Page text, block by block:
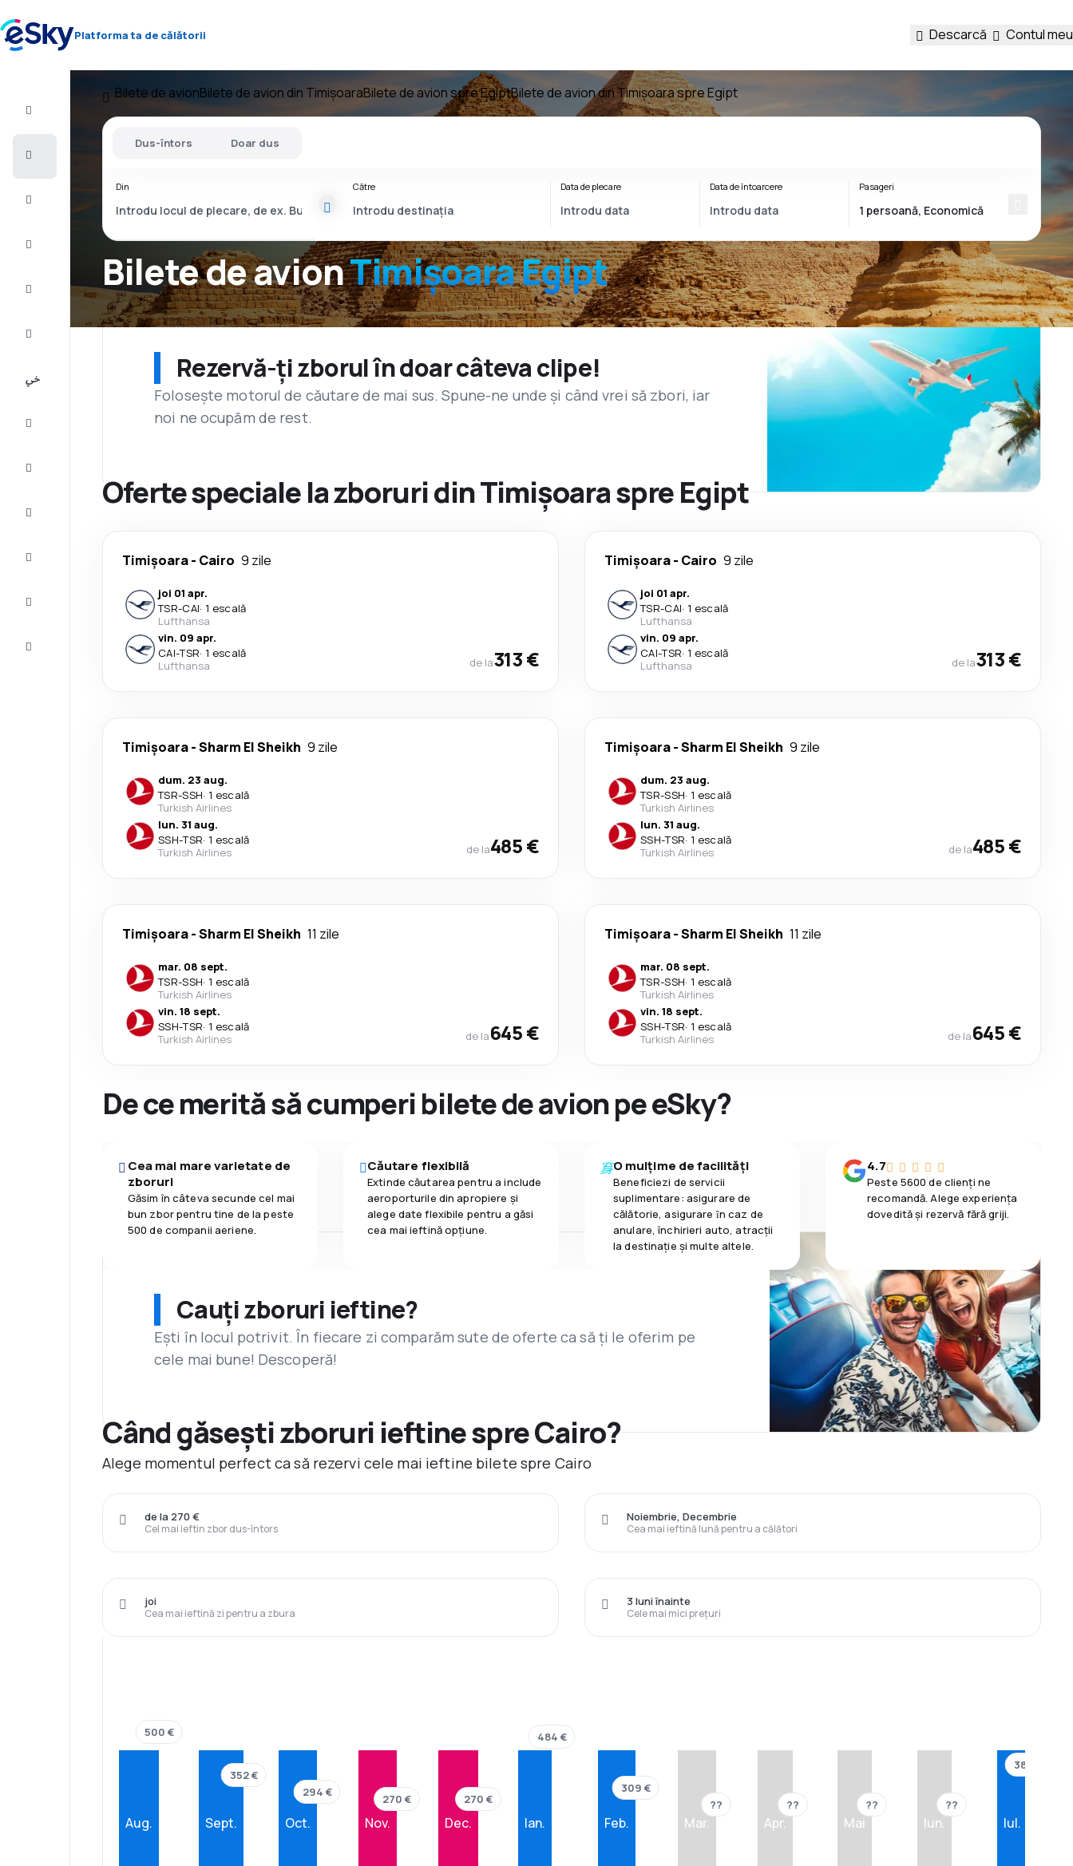
Platforma ta de călătorii Descarcă Contul meu
2026/27
Bilete de avionBilete de avion din TimișoaraBilete de avion spre EgiptBilete de avion din Timișoara spre Egipt
Bilete de avionTimișoara Egipt
Dus-întors Doar dus
Din Către Data de plecare Data de întoarcere Pasageri
Rezervă-ți zborul în doar câteva clipe!
Folosește motorul de căutare de mai sus. Spune-ne unde și când vrei să zbori, iar
noi ne ocupăm de rest.
Oferte speciale la zboruri din Timișoara spre Egipt
Timișoara- Cairo 9 zile
joi 01 apr.
TSR-CAI· 1 escală
Lufthansa
vin. 09 apr.
CAI-TSR· 1 escală
Lufthansa
de la313 €
Timișoara- Cairo 9 zile
joi 01 apr.
TSR-CAI· 1 escală
Lufthansa
vin. 09 apr.
CAI-TSR· 1 escală
Lufthansa
de la313 €
Timișoara-Sharm El Sheikh 9 zile
dum. 23 aug.
TSR-SSH· 1 escală
Turkish Airlines
lun. 31 aug.
SSH-TSR· 1 escală
Turkish Airlines
de la485 €
Timișoara-Sharm El Sheikh 9 zile
dum. 23 aug.
TSR-SSH· 1 escală
Turkish Airlines
lun. 31 aug.
SSH-TSR· 1 escală
Turkish Airlines
de la485 €
Timișoara-Sharm El Sheikh 11 zile
mar. 08 sept.
TSR-SSH· 1 escală
Turkish Airlines
vin. 18 sept.
SSH-TSR· 1 escală
Turkish Airlines
de la645 €
Timișoara-Sharm El Sheikh 11 zile
mar. 08 sept.
TSR-SSH· 1 escală
Turkish Airlines
vin. 18 sept.
SSH-TSR· 1 escală
Turkish Airlines
de la645 €
De ce merită să cumperi bilete de avion pe eSky?
Cea mai mare varietate de
zboruri
Găsim în câteva secunde cel mai
bun zbor pentru tine de la peste
500 de companii aeriene.
Căutare flexibilă
Extinde căutarea pentru a include
aeroporturile din apropiere și
alege date flexibile pentru a găsi
cea mai ieftină opțiune.
O mulțime de facilități
Beneficiezi de servicii
suplimentare: asigurare de
călătorie, asigurare ȋn caz de
anulare, închirieri auto, atracții
la destinaţie și multe altele.
4.7
Peste 5600 de clienți ne
recomandă. Alege experiența
dovedită și rezervă fără griji.
Cauți zboruri ieftine?
Ești în locul potrivit. În fiecare zi comparăm sute de oferte ca să ți le oferim pe
cele mai bune! Descoperă!
Când găsești zboruri ieftine spre Cairo?
Alege momentul perfect ca să rezervi cele mai ieftine bilete spre Cairo
Cel mai ieftin zbor dus-întors
de la 270 €
Cea mai ieftină lună pentru a călători
Noiembrie, Decembrie
Cea mai ieftină zi pentru a zbura
joi
Cele mai mici prețuri
3 luni înainte
Aug.
500 €
Sept.
352 €
Oct.
294 €
Nov.
270 €
Dec.
270 €
Ian.
484 €
Feb.
309 €
Mar.
??
Apr.
??
Mai
??
Iun.
??
Iul.
388 €